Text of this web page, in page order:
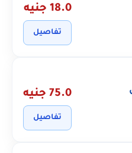
18.0 جنيه
تفاصيل
75.0 جنيه
تفاصيل